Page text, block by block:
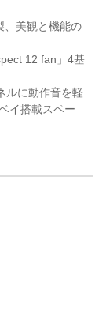
、美観と機能の
12 fan」4基
ルに動作音を軽
イ搭載スペー